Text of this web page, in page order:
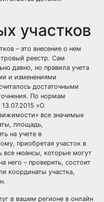
участков
– это внесение о нем
реестр. Сам
давно, но правила учета
и изменениями
достаточными
По нормам
«О
все значимые
площадь,
на учете в
приобретая участок в
все нюансы, которые могут
него – проверить, состоит
координаты участка,
.
в вашем регионе в онлайн